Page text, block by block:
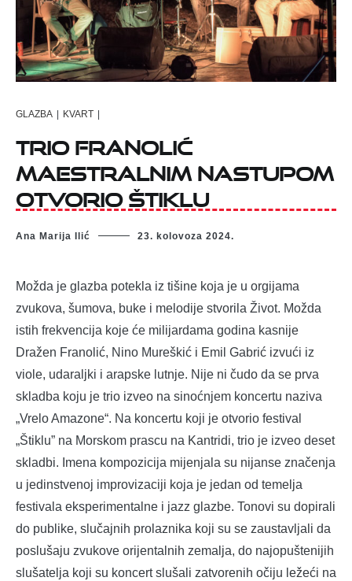
GLAZBA | KVART |
Trio Franolić
maestralnim nastupom
otvorio Štiklu
Ana Marija Ilić 23. kolovoza 2024.
Možda je glazba potekla iz tišine koja je u orgijama
zvukova, šumova, buke i melodije stvorila Život. Možda
istih frekvencija koje će milijardama godina kasnije
Dražen Franolić, Nino Mureškić i Emil Gabrić izvući iz
viole, udaraljki i arapske lutnje. Nije ni čudo da se prva
skladba koju je trio izveo na sinoćnjem koncertu naziva
„Vrelo Amazone“. Na koncertu koji je otvorio festival
„Štiklu” na Morskom prascu na Kantridi, trio je izveo deset
skladbi. Imena kompozicija mijenjala su nijanse značenja
u jedinstvenoj improvizaciji koja je jedan od temelja
festivala eksperimentalne i jazz glazbe. Tonovi su dopirali
do publike, slučajnih prolaznika koji su se zaustavljali da
poslušaju zvukove orijentalnih zemalja, do najopuštenijih
slušatelja koji su koncert slušali zatvorenih očiju ležeći na